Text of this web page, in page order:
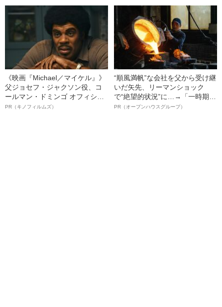
ト”が生み出した徹底ケアとは
《映画『Michael／マイケル』》
父ジョセフ・ジャクソン役、コ
ールマン・ドミンゴ オフィシャ
ルインタビュー“観客を魅了した
PR（キノフィルムズ）
“順風満帆”な会社を父から受け継
いだ矢先、リーマンショック
で“絶望的状況”に…→「一時期は
納品3年待ち」のヒット商品を生
PR（オープンハウスグループ）